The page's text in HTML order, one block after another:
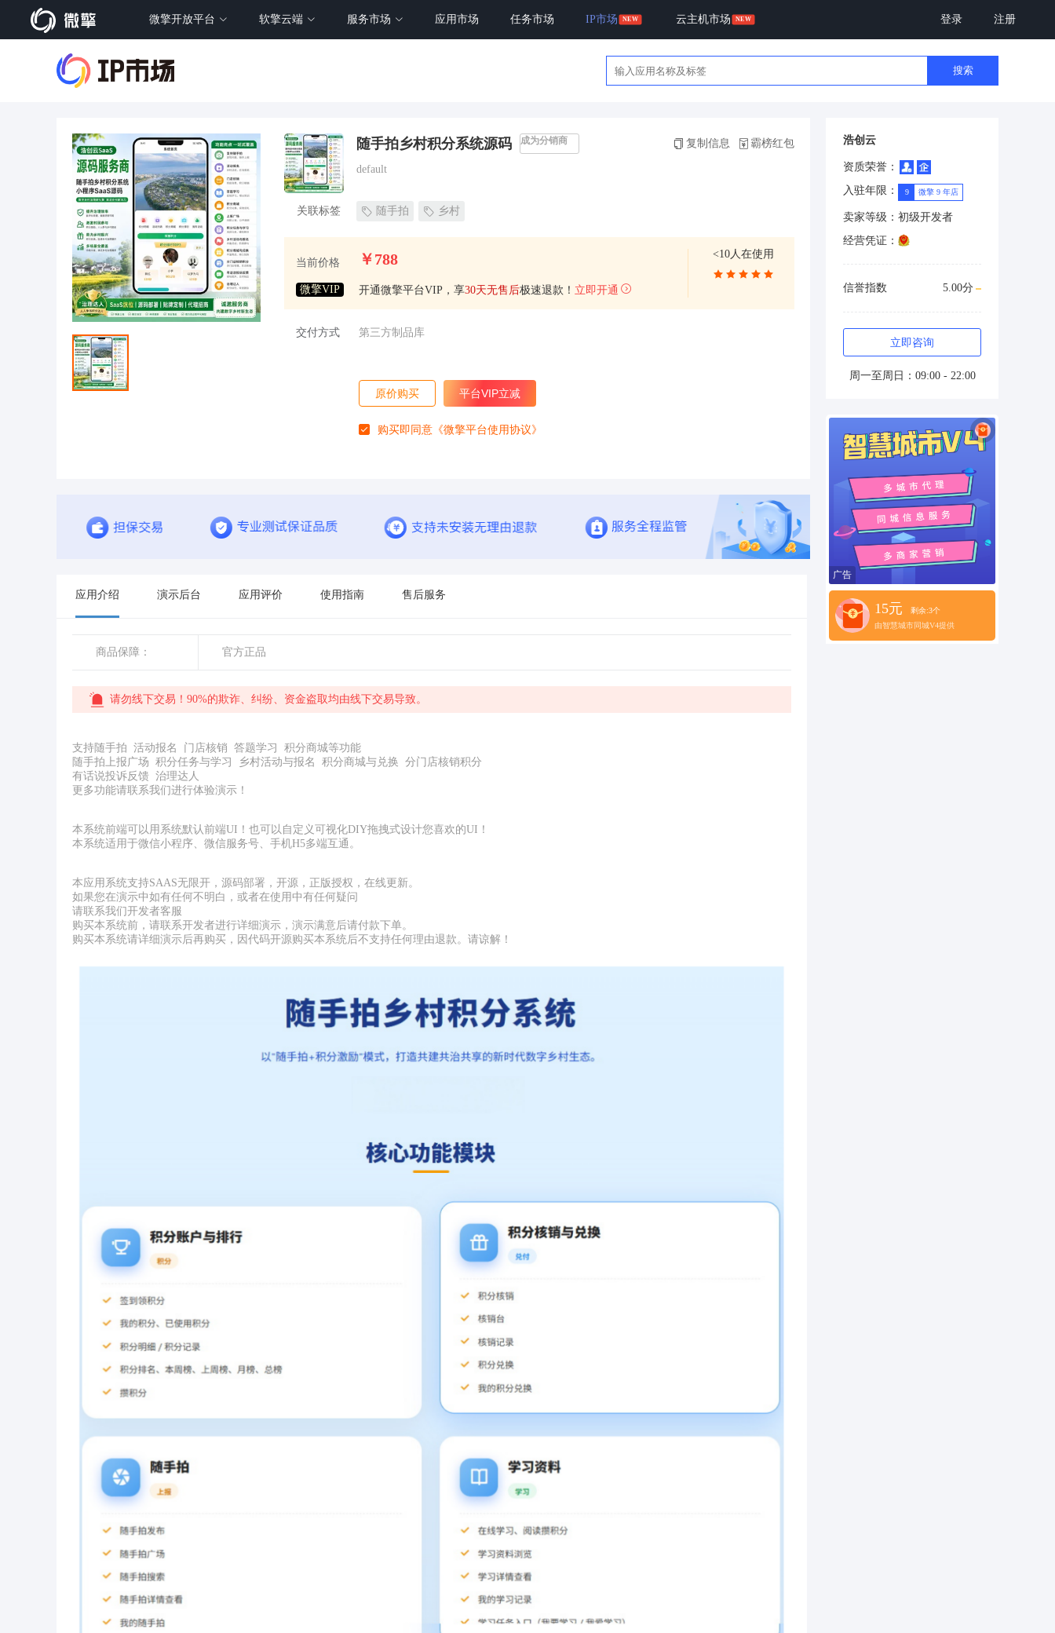
微擎开放平台 软擎云端 服务市场 应用市场 任务市场 IP市场 云主机市场 登录 注册
搜索
随手拍乡村积分系统源码 成为分销商 复制信息 霸榜红包
default
关联标签 随手拍 乡村
当前价格 ￥788
微擎VIP 开通微擎平台VIP，享30天无售后极速退款！ 立即开通
<10人在使用
交付方式 第三方制品库
原价购买 平台VIP立减
购买即同意 《微擎平台使用协议》
应用介绍 演示后台 应用评价 使用指南 售后服务
商品保障： 官方正品
请勿线下交易！90%的欺诈、纠纷、资金盗取均由线下交易导致。
支持随手拍 活动报名 门店核销 答题学习 积分商城等功能
随手拍上报广场 积分任务与学习 乡村活动与报名 积分商城与兑换 分门店核销积分
有话说投诉反馈 治理达人
更多功能请联系我们进行体验演示！
本系统前端可以用系统默认前端UI！也可以自定义可视化DIY拖拽式设计您喜欢的UI！
本系统适用于微信小程序、微信服务号、手机H5多端互通。
本应用系统支持SAAS无限开，源码部署，开源，正版授权，在线更新。
如果您在演示中如有任何不明白，或者在使用中有任何疑问
请联系我们开发者客服
购买本系统前，请联系开发者进行详细演示，演示满意后请付款下单。
购买本系统请详细演示后再购买，因代码开源购买本系统后不支持任何理由退款。请谅解！
浩创云
资质荣誉：
入驻年限：
9 微擎 9 年店
卖家等级： 初级开发者
经营凭证：
信誉指数 5.00分
立即咨询
周一至周日：09:00 - 22:00
广告
15元
剩余:3个
由智慧城市同城V4提供